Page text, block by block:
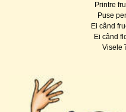
Printre
Puse
Ei când
Ei când
Visele